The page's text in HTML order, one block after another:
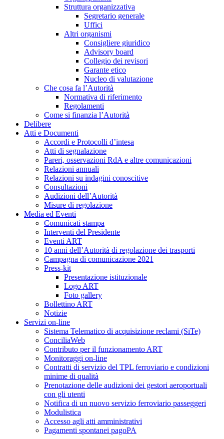
Struttura organizzativa
Segretario generale
Uffici
Altri organismi
Consigliere giuridico
Advisory board
Collegio dei revisori
Garante etico
Nucleo di valutazione
Che cosa fa l’Autorità
Normativa di riferimento
Regolamenti
Come si finanzia l’Autorità
Delibere
Atti e Documenti
Accordi e Protocolli d’intesa
Atti di segnalazione
Pareri, osservazioni RdA e altre comunicazioni
Relazioni annuali
Relazioni su indagini conoscitive
Consultazioni
Audizioni dell’Autorità
Misure di regolazione
Media ed Eventi
Comunicati stampa
Interventi del Presidente
Eventi ART
10 anni dell’Autorità di regolazione dei trasporti
Campagna di comunicazione 2021
Press-kit
Presentazione istituzionale
Logo ART
Foto gallery
Bollettino ART
Notizie
Servizi on-line
Sistema Telematico di acquisizione reclami (SiTe)
ConciliaWeb
Contributo per il funzionamento ART
Monitoraggi on-line
Contratti di servizio del TPL ferroviario e condizioni
minime di qualità
Prenotazione delle audizioni dei gestori aeroportuali
con gli utenti
Notifica di un nuovo servizio ferroviario passeggeri
Modulistica
Accesso agli atti amministrativi
Pagamenti spontanei pagoPA